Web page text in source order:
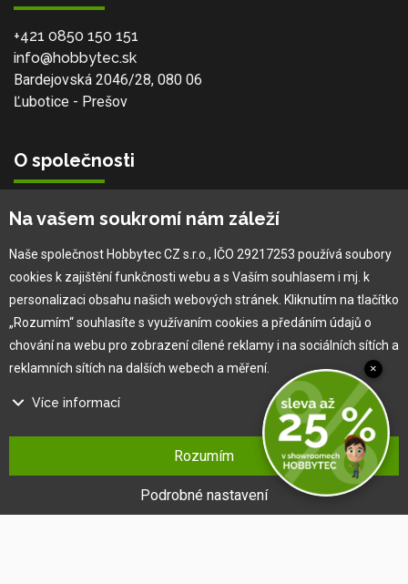
+421 0850 150 151
info@hobbytec.sk
Bardejovská 2046/28, 080 06
Ľubotice - Prešov
O společnosti
Vlastní výroba
Náš tým
O nás
Pro zákazníka
Obchodní podmínky
Jak na reklamaci
Na vašem soukromí nám záleží
Naše společnost Hobbytec CZ s.r.o., IČO 29217253 používá soubory
cookies k zajištění funkčnosti webu a s Vaším souhlasem i mj. k
personalizaci obsahu našich webových stránek. Kliknutím na tlačítko
„Rozumím“ souhlasíte s využívaním cookies a předáním údajů o
chování na webu pro zobrazení cílené reklamy i na sociálních sítích a
reklamních sítích na dalších webech a měření.
Více informací
Na našem webu používáme několik druhů kategorií cookies:
Ty jsou nezbytně nutné pro fungování webu a jeho funkcí, které se
rozhodnete využívat. Bez nich by náš web nefungoval, např. by nebylo
Rozumím
Podrobné nastavení
×